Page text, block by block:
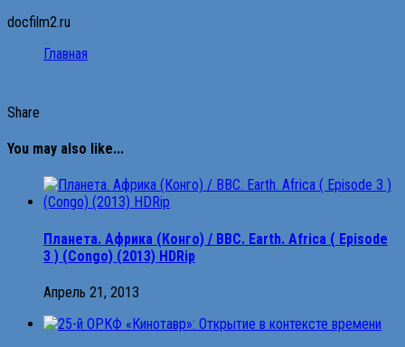
docfilm2.ru
Главная
Share
You may also like...
Планета. Африка (Конго) / BBC. Earth. Africa ( Episode
3 ) (Congo) (2013) HDRip
Апрель 21, 2013